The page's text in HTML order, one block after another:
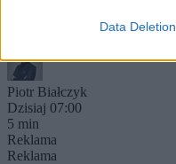
Data Deletion
będzie około 22 stopni.
Piotr Białczyk
Dzisiaj 07:00
5 min
Reklama
Reklama